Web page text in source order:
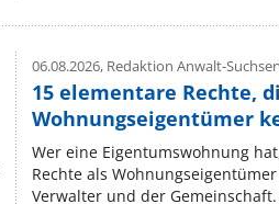
06.08.2026,Redaktion Anwalt-
15 elementare Rechte,
Wohnungseigentümer
Wer eine Eigentumswohnung
Rechte als
Verwalter und der